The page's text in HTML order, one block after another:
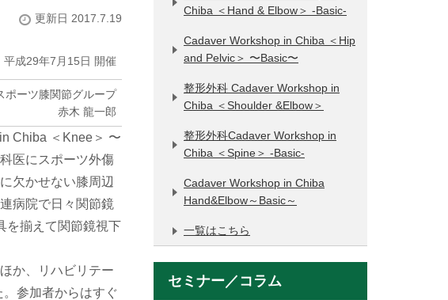
更新日 2017.7.19
平成29年7月15日 開催
ーツ膝関節グループ
赤木 龍一郎
Chiba ＜Knee＞ 〜
医にスポーツ外傷
欠かせない膝周辺
病院で日々関節鏡
を揃えて関節鏡視下
か、リハビリテー
参加者からはすぐ
Chiba ＜Hand & Elbow＞ -Basic-
Cadaver Workshop in Chiba ＜Hip
and Pelvic＞ 〜Basic〜
整形外科 Cadaver Workshop in
Chiba ＜Shoulder &Elbow＞
整形外科Cadaver Workshop in
Chiba ＜Spine＞ -Basic-
Cadaver Workshop in Chiba
Hand&Elbow～Basic～
一覧はこちら
セミナー／コラム